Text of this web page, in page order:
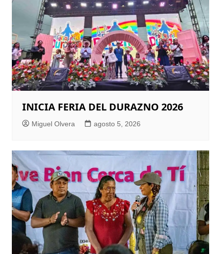
INICIA FERIA DEL DURAZNO 2026
Miguel Olvera agosto 5, 2026